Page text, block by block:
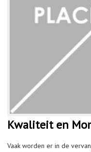
Kwaliteit en
Vaak worden er in de